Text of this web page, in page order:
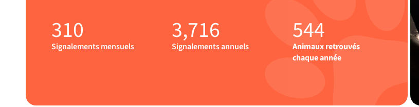
310
Signalements mensuels
3,716
Signalements annuels
544
Animaux retrouvés
chaque année